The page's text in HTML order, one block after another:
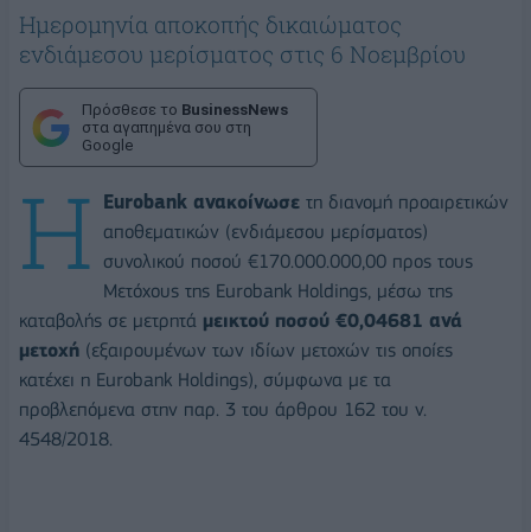
Ημερομηνία αποκοπής δικαιώματος
ενδιάμεσου μερίσματος στις 6 Νοεμβρίου
Πρόσθεσε το BusinessNews
στα αγαπημένα σου στη
Google
Η Eurobank ανακοίνωσε τη διανομή προαιρετικών
αποθεματικών (ενδιάμεσου μερίσματος)
συνολικού ποσού €170.000.000,00 προς τους
Μετόχους της Eurobank Holdings, μέσω της
καταβολής σε μετρητά μεικτού ποσού €0,04681 ανά
μετοχή (εξαιρουμένων των ιδίων μετοχών τις οποίες
κατέχει η Eurobank Holdings), σύμφωνα με τα
προβλεπόμενα στην παρ. 3 του άρθρου 162 του ν.
4548/2018.